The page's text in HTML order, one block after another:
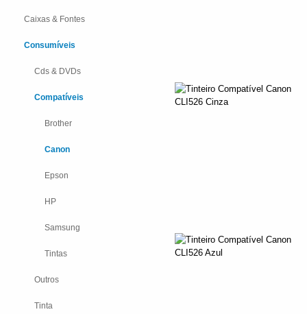
Caixas & Fontes
Consumíveis
Cds & DVDs
Compatíveis
Brother
Canon
Epson
HP
Samsung
Tintas
Outros
Tinta